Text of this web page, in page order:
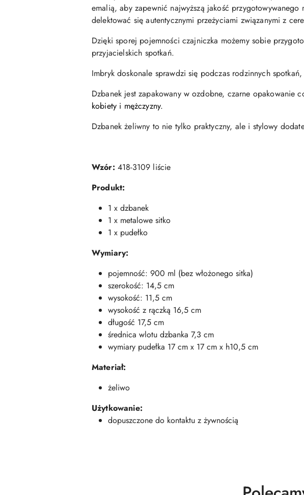
emalią, aby zapewnić najwyższą jakość
delektować się autentycznymi przeżyciami związanymi z
Dzięki sporej pojemności czajniczka możemy sobie
przyjacielskich spotkań.
Imbryk doskonale sprawdzi się podczas rodzinnych
Dzbanek jest zapakowany w ozdobne, czarne opakowanie
kobiety i mężczyzny.
Dzbanek żeliwny to nie tylko praktyczny, ale i stylowy
Wzór: 418-3109 liście
Produkt:
1 x dzbanek
1 x metalowe sitko
1 x pudełko
Wymiary:
pojemność: 900 ml (bez włożonego sitka)
szerokość: 14,5 cm
wysokość: 11,5 cm
wysokość z rączką 16,5 cm
długość 17,5 cm
średnica wlotu dzbanka 7,3 cm
wymiary pudełka 17 cm x 17 cm x h10,5 cm
Materiał:
żeliwo
Użytkowanie:
dopuszczone do kontaktu z żywnością